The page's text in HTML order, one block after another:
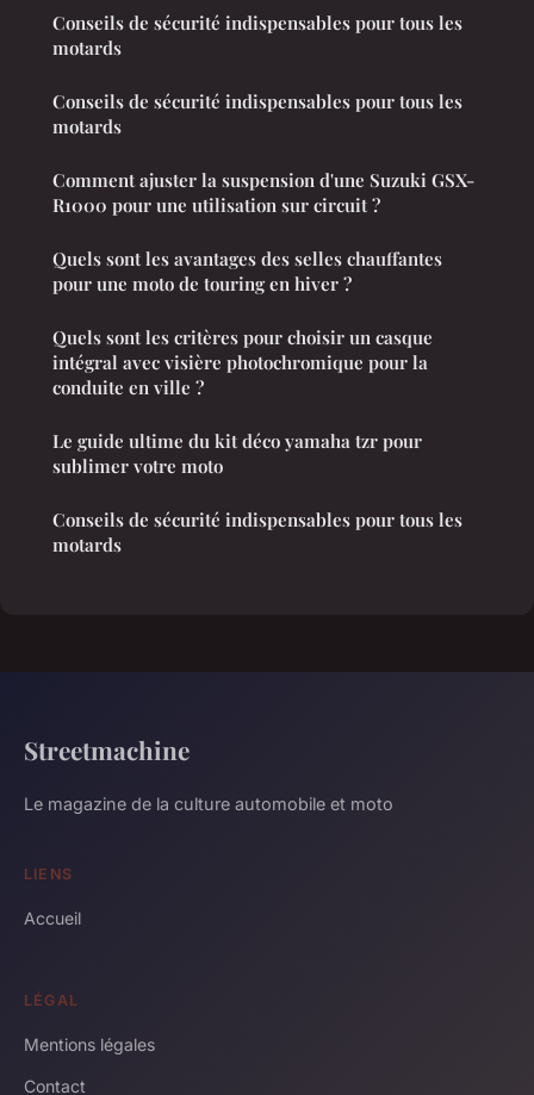
Conseils de sécurité indispensables pour tous les
motards
Conseils de sécurité indispensables pour tous les
motards
Comment ajuster la suspension d'une Suzuki GSX-
R1000 pour une utilisation sur circuit ?
Quels sont les avantages des selles chauffantes
pour une moto de touring en hiver ?
Quels sont les critères pour choisir un casque
intégral avec visière photochromique pour la
conduite en ville ?
Le guide ultime du kit déco yamaha tzr pour
sublimer votre moto
Conseils de sécurité indispensables pour tous les
motards
Streetmachine
Le magazine de la culture automobile et moto
LIENS
Accueil
LÉGAL
Mentions légales
Contact